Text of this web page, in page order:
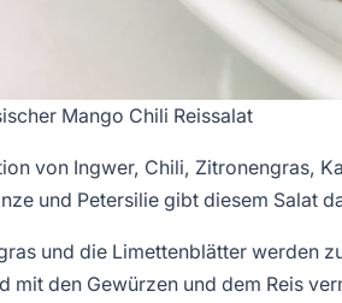
Mango Chili Reissalat
von Ingwer, Chili, Zitronengras,
und Petersilie gibt diesem Salat
und die Limettenblätter werden
mit den Gewürzen und dem Reis